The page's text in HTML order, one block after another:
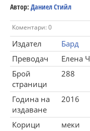
Автор: Даниел Стийл
Коментари: 0
Издател
Бард
Преводач
Елена
Брой
страници
288
Година на
издаване
2016
Корици
меки